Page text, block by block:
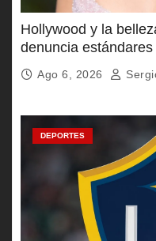
Hollywood y la
denuncia
Ago 6, 2026
DEPORTES